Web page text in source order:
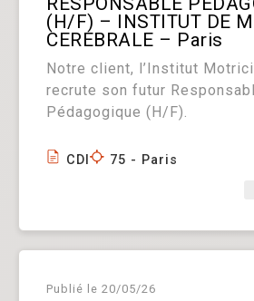
(H/F) – INSTITUT DE
CEREBRALE – Paris
Notre client, l’Institut
recrute son futur
Pédagogique (H/F).
CDI
75 - Paris
Publié le 20/05/26